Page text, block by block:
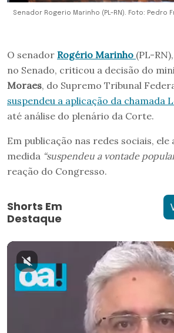
Senador Rogerio Marinho (PL-RN). Foto: Pedro
O senador Rogério Marinho (PL-
no Senado, criticou a decisão do
Moraes, do Supremo Tribunal
suspendeu a aplicação da chamada
até análise do plenário da Corte.
Em publicação nas redes sociais, ele
medida “suspendeu a vontade
reação do Congresso.
Shorts Em
Destaque